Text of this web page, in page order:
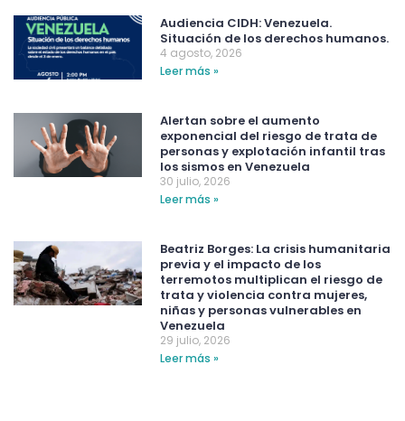
Audiencia CIDH: Venezuela.
Situación de los derechos humanos.
4 agosto, 2026
Leer más »
Alertan sobre el aumento
exponencial del riesgo de trata de
personas y explotación infantil tras
los sismos en Venezuela
30 julio, 2026
Leer más »
Beatriz Borges: La crisis humanitaria
previa y el impacto de los
terremotos multiplican el riesgo de
trata y violencia contra mujeres,
niñas y personas vulnerables en
Venezuela
29 julio, 2026
Leer más »